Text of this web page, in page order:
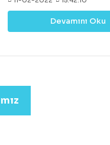
drone, DJI tarafından
diğer markalar tarafından
değerli rakipler de vardır.
drone almak mümkündür.
emlak)sektörleri için
Drone Fiyatları oldukça
Devamını Oku